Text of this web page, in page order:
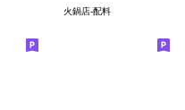
火鍋店-配料